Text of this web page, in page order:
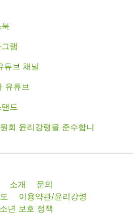
소개
문의
이용약관/윤리강령
년 보호 정책